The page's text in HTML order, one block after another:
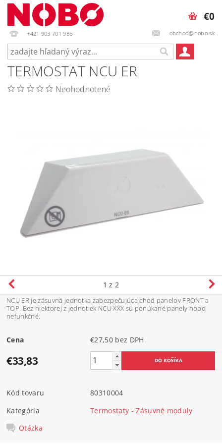
+421 903 701 986 obchod@nobo.sk
€0
TERMOSTAT NCU ER
Neohodnotené
1 z 2
NCU ER je zásuvná jednotka zabezpečujúca chod panelov FRONT a
TOP. Bez niektorej z jednotiek NCU XXX sú ponúkané panely nobo
nefunkčné.
Cena €27,50 bez DPH
€33,83
Kód tovaru
80310004
Kategória
Termostaty - Zásuvné moduly
Otázka